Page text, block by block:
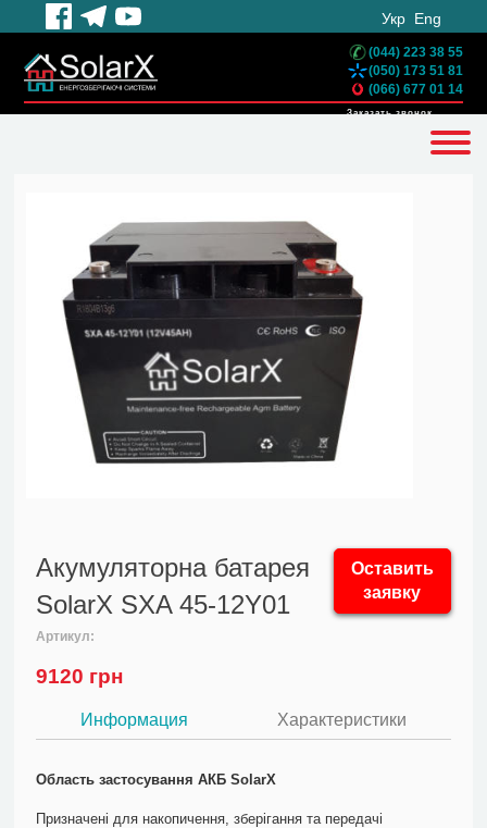
Укр Eng
(044) 223 38 55
(050) 173 51 81
(066) 677 01 14
Заказать звонок
Акумуляторна батарея
SolarX SXA 45-12Y01
Оставить
заявку
Артикул:
9120 грн
Информация Характеристики
Область застосування АКБ SolarX
Призначені для накопичення, зберігання та передачі